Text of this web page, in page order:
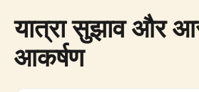
यात्रा सुझाव और
आकर्षण